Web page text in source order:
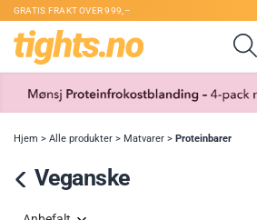
GRATIS FRAKT OVER 999,–
Hjem > Alle produkter > Matvarer > Proteinbarer
Veganske